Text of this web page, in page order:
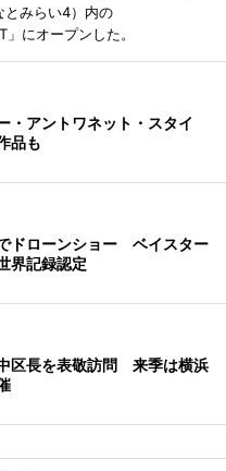
とみらい4）内の
にオープンした。
・アントワネット・スタイ
品も
ドローンショー ベイスター
界記録認定
区長を表敬訪問 来季は横浜